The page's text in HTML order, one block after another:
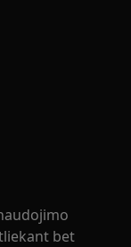
bet